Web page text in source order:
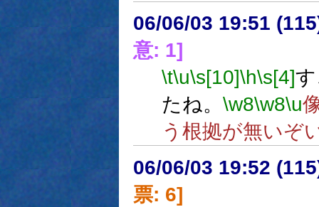
06/06/03 19:51
意: 1]
\t\u\s[10]\h\s[4]
たね。 \w8\w8\u
う根拠が無いぞ
06/06/03 19:52
票: 6]